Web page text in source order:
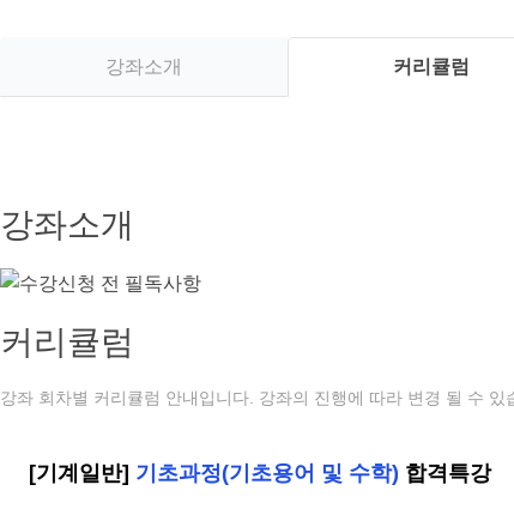
강좌소개 커리큘럼
강좌소개
커리큘럼
강좌 회차별 커리큘럼 안내입니다. 강좌의 진행에 따라 변경 될 수 있
[기계일반] 기초과정(기초용어 및 수학) 합격특강